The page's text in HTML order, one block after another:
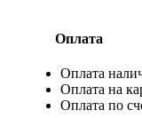
Оплата
Оплата
Оплата на
Оплата по